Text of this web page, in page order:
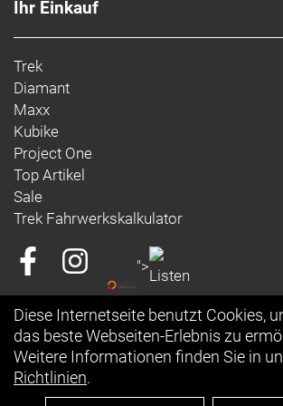
Ihr Einkauf
Trek
Diamant
Maxx
Kubike
Project One
Top Artikel
Sale
Trek Fahrwerkskalkulator
">
Diese Internetseite benutzt Cookies,
das beste Webseiten-Erlebnis zu
Weitere Informationen finden Sie in
Richtlinien.